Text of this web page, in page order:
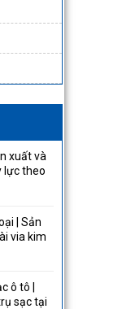
xuất và
lực theo
| Sản
via kim
ô tô |
sạc tại